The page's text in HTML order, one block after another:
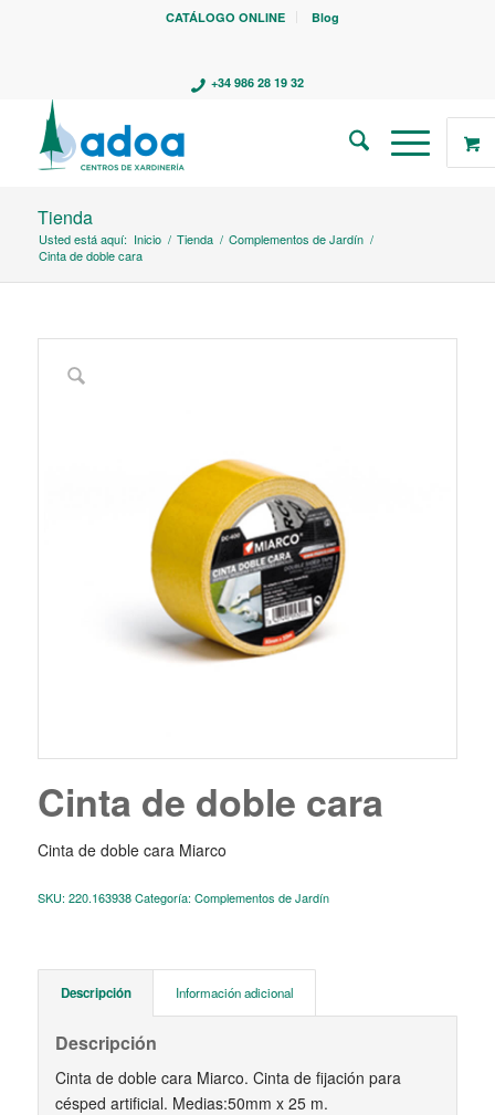
CATÁLOGO ONLINE Blog
+34 986 28 19 32
Tienda
Usted está aquí: Inicio / Tienda / Complementos de Jardín /
Cinta de doble cara
Cinta de doble cara
Cinta de doble cara Miarco
SKU: 220.163938 Categoría: Complementos de Jardín
Descripción Información adicional
Descripción
Cinta de doble cara Miarco. Cinta de fijación para
césped artificial. Medias:50mm x 25 m.